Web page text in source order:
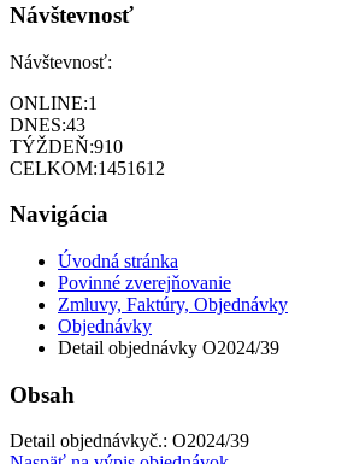
Návštevnosť
Návštevnosť:
ONLINE:1
DNES:43
TÝŽDEŇ:910
CELKOM:1451612
Navigácia
Úvodná stránka
Povinné zverejňovanie
Zmluvy, Faktúry, Objednávky
Objednávky
Detail objednávky O2024/39
Obsah
Detail objednávkyč.: O2024/39